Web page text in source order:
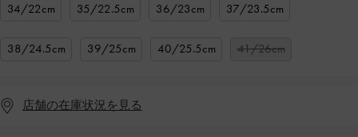
34/22cm 35/22.5cm 36/23cm 37/23.5cm
38/24.5cm 39/25cm 40/25.5cm 41/26cm
店舗の在庫状況を見る